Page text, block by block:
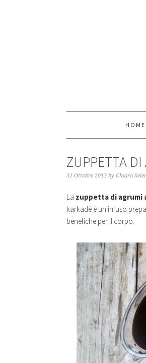
HOME
ZUPPETTA
31 Ottobre 2013 by Chiara
La zuppetta di agrumi
karkadè è un infuso
benefiche per il corpo.